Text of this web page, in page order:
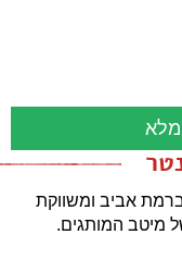
אביב ומשווקת
מיטב המותגים.